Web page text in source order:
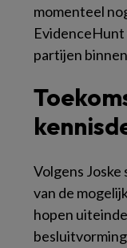
momenteel
partijen
Volgens Joske
van de
hopen